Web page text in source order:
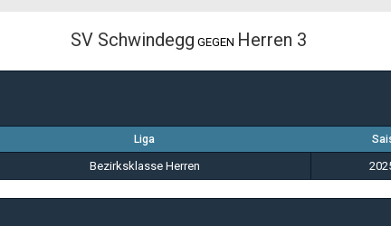
SV Schwindegg GEGEN Herren 3
Liga
Bezirksklasse Herren